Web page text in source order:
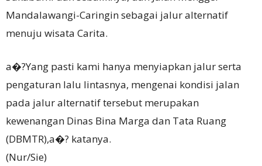
Mandalawangi-Caringin sebagai jalur alternatif
menuju wisata Carita.
a�?Yang pasti kami hanya menyiapkan jalur serta
pengaturan lalu lintasnya, mengenai kondisi jalan
pada jalur alternatif tersebut merupakan
kewenangan Dinas Bina Marga dan Tata Ruang
(DBMTR),a�? katanya.
(Nur/Sie)